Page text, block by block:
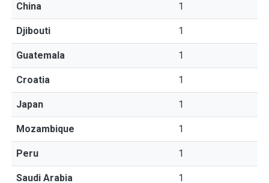
China 1
Djibouti 1
Guatemala 1
Croatia 1
Japan 1
Mozambique 1
Peru 1
Saudi Arabia 1